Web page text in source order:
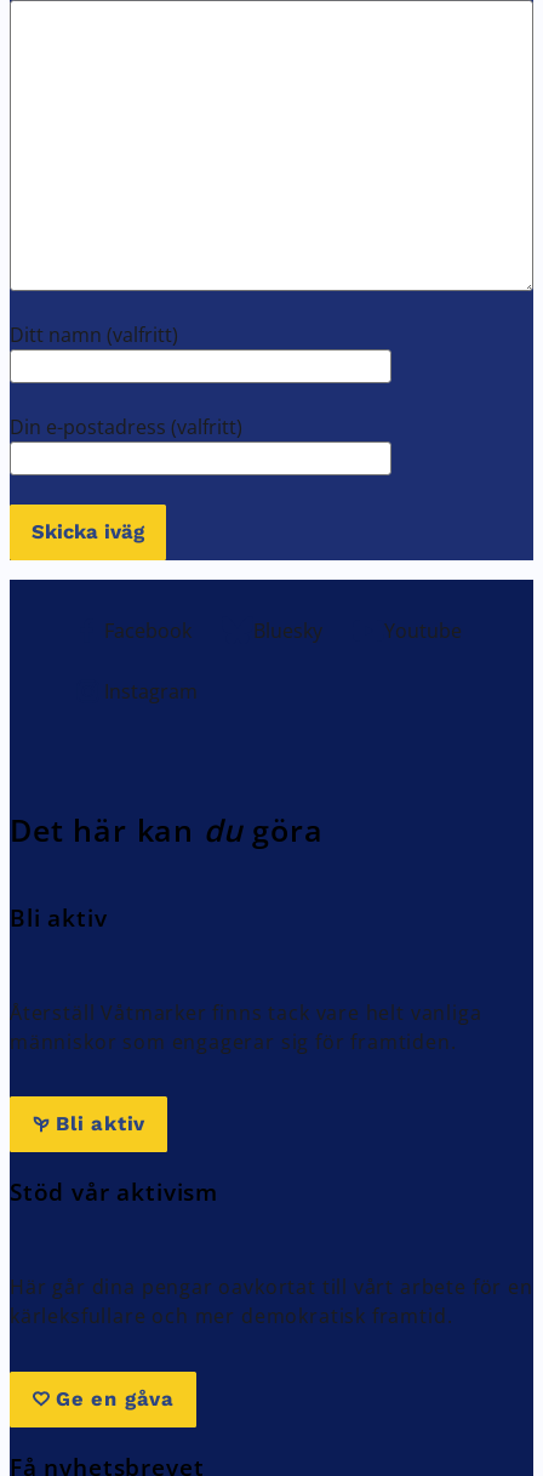
Ditt namn (valfritt)
Din e-postadress (valfritt)
Skicka iväg
Facebook Bluesky Youtube
Instagram
Det här kan dugöra
Bli aktiv
Återställ Våtmarker finns tack vare helt vanliga
människor som engagerar sig för framtiden.
Bli aktiv
Stöd vår aktivism
Här går dina pengar oavkortat till vårt arbete för en
kärleksfullare och mer demokratisk framtid.
Ge en gåva
Få nyhetsbrevet